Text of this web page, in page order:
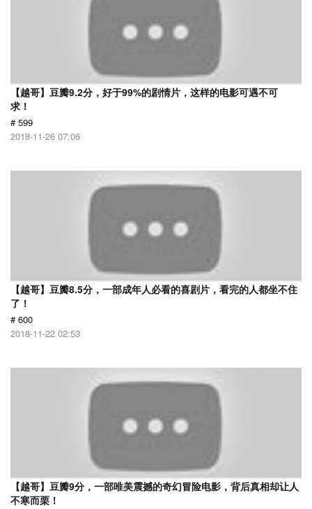
【越哥】豆瓣9.2分，好于99%的剧情片，这样的电影可遇不可
求！
# 599
2018-11-26 07:06
【越哥】豆瓣8.5分，一部成年人必看的喜剧片，看完的人都坐不住
了！
# 600
2018-11-22 02:53
【越哥】豆瓣9分，一部唯美震撼的奇幻冒险电影，背后真相却让人
不寒而栗！